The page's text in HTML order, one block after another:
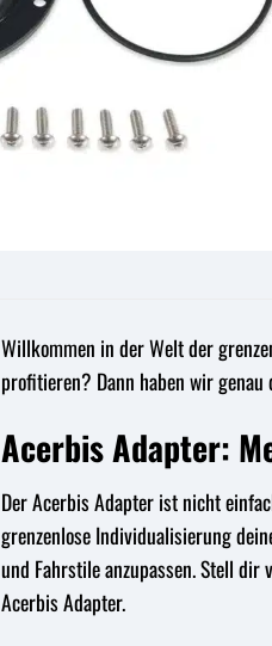
Willkommen in der Welt der
profitieren? Dann haben wir
Acerbis Adapter:
Der Acerbis Adapter ist nicht
grenzenlose Individualisierung
und Fahrstile anzupassen. Stell dir
Acerbis Adapter.